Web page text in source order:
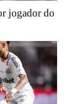
jogador do